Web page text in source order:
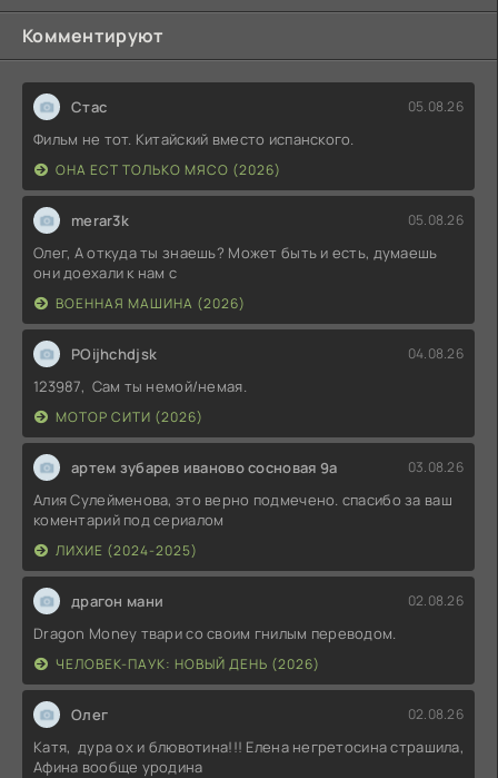
Комментируют
Стас 05.08.26
Фильм не тот. Китайский вместо испанского.
ОНА ЕСТ ТОЛЬКО МЯСО (2026)
merar3k 05.08.26
Олег, А откуда ты знаешь? Может быть и есть, думаешь
они доехали к нам с
ВОЕННАЯ МАШИНА (2026)
POijhchdjsk 04.08.26
123987, Сам ты немой/немая.
МОТОР СИТИ (2026)
артем зубарев иваново сосновая 9а 03.08.26
Алия Сулейменова, это верно подмечено. спасибо за ваш
коментарий под сериалом
ЛИХИЕ (2024-2025)
драгон мани 02.08.26
Dragon Money твари со своим гнилым переводом.
ЧЕЛОВЕК-ПАУК: НОВЫЙ ДЕНЬ (2026)
Олег 02.08.26
Катя, дура ох и блювотина!!! Елена негретосина страшила,
Афина вообще уродина